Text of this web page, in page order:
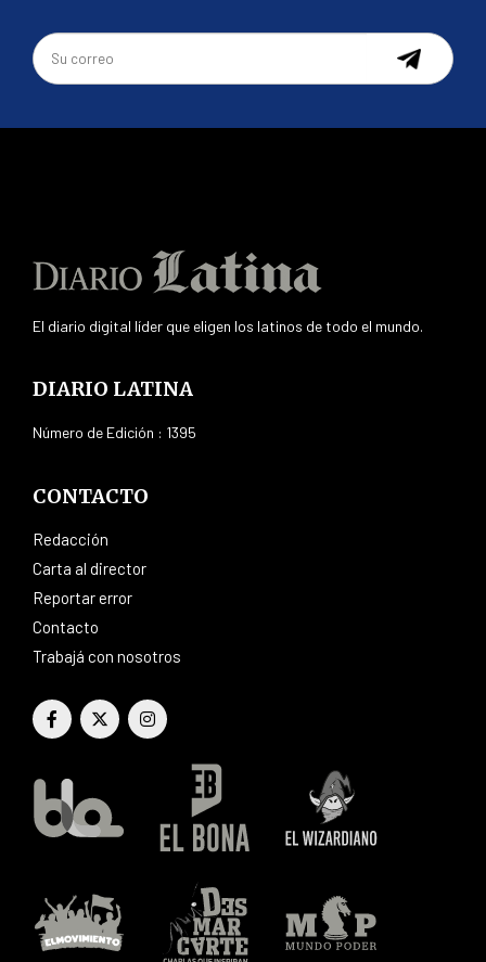
El diario digital líder que eligen los latinos de todo el mundo.
DIARIO LATINA
Número de Edición : 1395
CONTACTO
Redacción
Carta al director
Reportar error
Contacto
Trabajá con nosotros